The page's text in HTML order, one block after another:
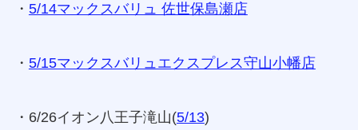
・ 5/14マックスバリュ 佐世保島瀬店
・ 5/15マックスバリュエクスプレス守山小幡店
・6/26イオン八王子滝山(5/13)